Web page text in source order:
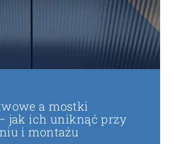
a mostki
jak ich uniknąć przy
i montażu